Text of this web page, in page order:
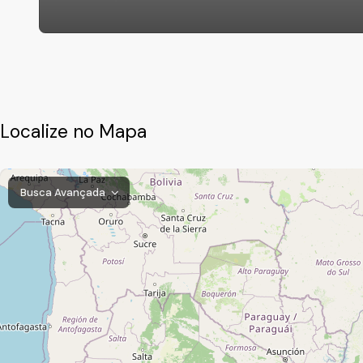
Caxambu, Jundiaí, São Paulo, Brasil
Localize no Mapa
Busca Avançada